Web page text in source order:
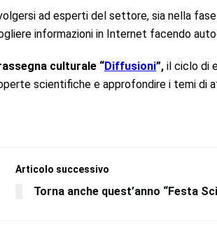
ad esperti del settore, sia nella
informazioni in Internet facendo
culturale “Diffusioni”, il ciclo di
scientifiche e approfondire i temi di
Articolo successivo
Torna anche quest’anno “Festa